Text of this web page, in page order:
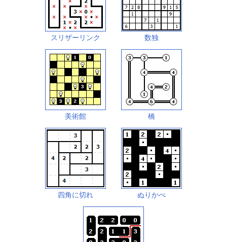
スリザーリンク 数独
美術館 橋
四角に切れ ぬりかべ